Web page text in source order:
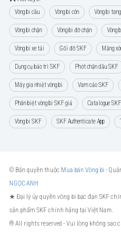
Vòng bi cầu Vòng bi côn Vòng bi
Vòng bi chặn Vòng bi đỡ chặn Vòng
Vòng bi xe tải Gối đỡ SKF Măng
Dụng cụ bảo trì SKF Phớt chặn dầu SKF
Máy gia nhiệt vòng bi Vam cảo SKF
Phân biệt vòng bi SKF giả Catalogue SKF
Vòng bi SKF SKF Authenticate App
© Bản quyền thuộc Mua bán Vòng bi -
NGỌC ANH
★ Đại lý ủy quyền vòng bi bạc đạn SKF
sản phẩm SKF chính hãng tại Việt Nam.
® All rights reserved - Vui lòng không sao